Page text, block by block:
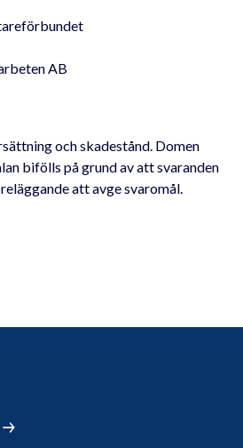
AB
och skadestånd. Domen
bifölls på grund av att svaranden
att avge svaromål.